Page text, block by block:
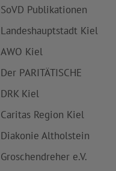
SoVD Publikationen
Landeshauptstadt Kiel
AWO Kiel
Der PARITÄTISCHE
DRK Kiel
Caritas Region Kiel
Diakonie Altholstein
Groschendreher e.V.